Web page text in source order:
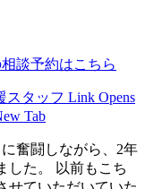
談予約はこちら
スタッフ Link Opens
Tab
奮闘しながら、2年
した。 以前もこち